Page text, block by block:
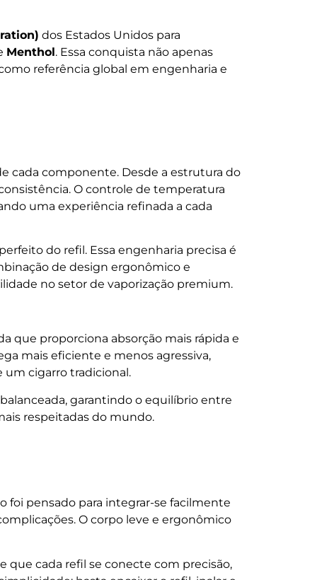
dos Estados Unidos para
Menthol. Essa conquista não apenas
referência global em engenharia e
cada componente. Desde a estrutura do
O controle de temperatura
uma experiência refinada a cada
do refil. Essa engenharia precisa é
de design ergonômico e
no setor de vaporização premium.
que proporciona absorção mais rápida e
mais eficiente e menos agressiva,
um cigarro tradicional.
garantindo o equilíbrio entre
respeitadas do mundo.
foi pensado para integrar-se facilmente
O corpo leve e ergonômico
que cada refil se conecte com precisão,